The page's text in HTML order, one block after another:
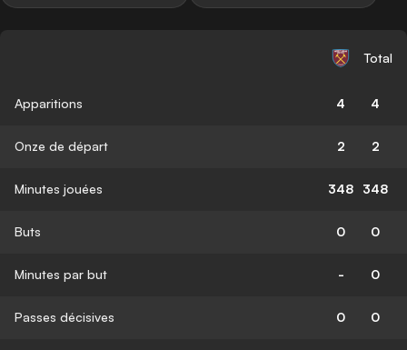
Total
Apparitions 4 4
Onze de départ 2 2
Minutes jouées 348 348
Buts 0 0
Minutes par but - 0
Passes décisives 0 0